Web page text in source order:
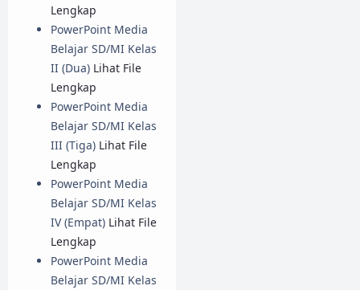
Lengkap
PowerPoint Media
Belajar SD/MI Kelas
II (Dua) Lihat File
Lengkap
PowerPoint Media
Belajar SD/MI Kelas
III (Tiga) Lihat File
Lengkap
PowerPoint Media
Belajar SD/MI Kelas
IV (Empat) Lihat File
Lengkap
PowerPoint Media
Belajar SD/MI Kelas